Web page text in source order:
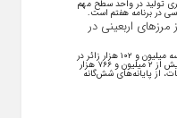
تولید در واحد سطح مهم
در برنامه هفتم است.
از مرزهای اربعینی در
با گذشت ۲۱ روز از آغاز سفرهای اربعین، بیش از سه میلیون و ۱۰۲ هزار زائر در
مسیر سفرهای رفت و به‌منظور خروج از کشور و بیش از ۲ میلیون و ۷۶۶ هزار
از پایانه‌های شش‌گانه